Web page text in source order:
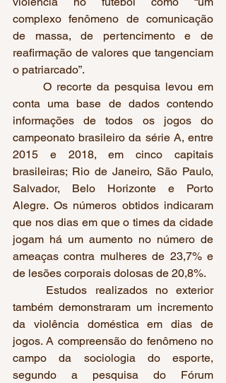
complexo fenômeno de comunicação
de massa, de pertencimento e de
reafirmação de valores que tangenciam
o patriarcado”.
conta uma base de dados contendo
informações de todos os jogos do
campeonato brasileiro da série A, entre
2015 e 2018, em cinco capitais
brasileiras; Rio de Janeiro, São Paulo,
Salvador, Belo Horizonte e Porto
Alegre. Os números obtidos indicaram
que nos dias em que o times da cidade
jogam há um aumento no número de
ameaças contra mulheres de 23,7% e
de lesões corporais dolosas de 20,8%.
também demonstraram um incremento
da violência doméstica em dias de
jogos. A compreensão do fenômeno no
campo da sociologia do esporte,
segundo a pesquisa do Fórum